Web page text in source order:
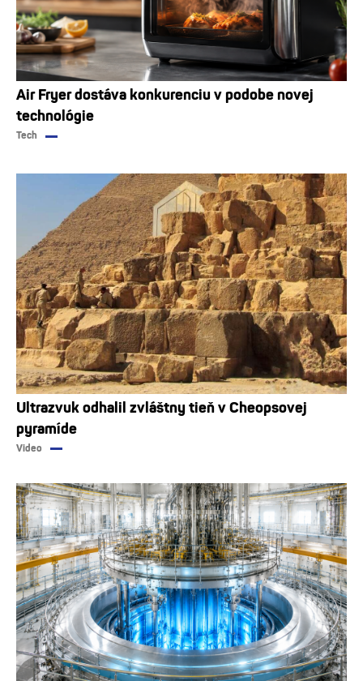
Air Fryer dostáva konkurenciu v podobe novej
technológie
Tech
Ultrazvuk odhalil zvláštny tieň v Cheopsovej
pyramíde
Video